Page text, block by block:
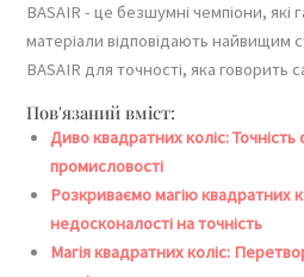
BASAIR - це безшумні чемпіони, які
матеріали відповідають найвищим
BASAIR для точності, яка говорить
Пов'язаний вміст:
Диво квадратних коліс:
промисловості
Розкриваємо магію квадратних
недосконалості на точність
Магія квадратних коліс: